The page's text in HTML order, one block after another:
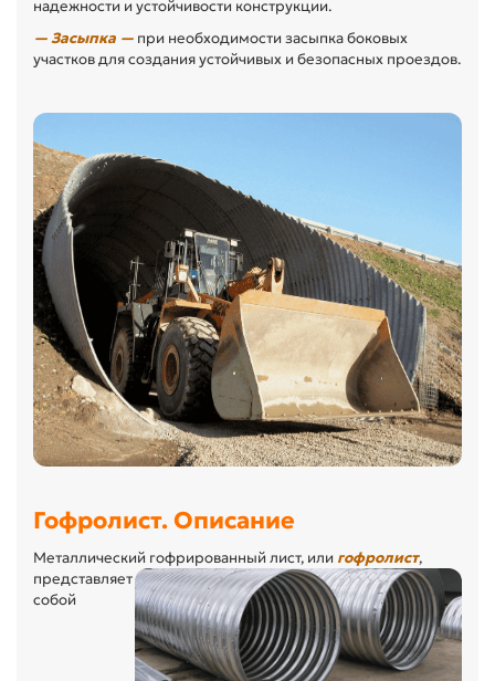
надежности и устойчивости конструкции.
— Засыпка — при необходимости засыпка боковых
участков для создания устойчивых и безопасных проездов.
Гофролист. Описание
Металлический гофрированный лист, или гофролист,
представляет
собой